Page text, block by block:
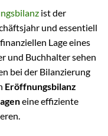
ist der
und essentiell
Lage eines
und Buchhalter sehen
bei der Bilanzierung
Eröffnungsbilanz
eine effiziente